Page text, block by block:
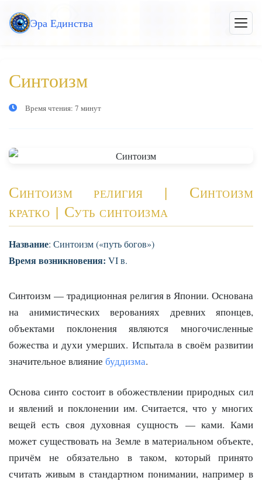
Эра Единства
меню
Синтоизм
Время чтения: 7 минут
Синтоизм религия | Синтоизм
кратко | Суть синтоизма
Название: Синтоизм («путь богов»)
Время возникновения: VI в.
Синтоизм — традиционная религия в Японии. Основана
на анимистических верованиях древних японцев,
объектами поклонения являются многочисленные
божества и духи умерших. Испытала в своём развитии
значительное влияние буддизма.
Основа синто состоит в обожествлении природных сил
и явлений и поклонении им. Считается, что у многих
вещей есть своя духовная сущность — ками. Ками
может существовать на Земле в материальном объекте,
причём не обязательно в таком, который принято
считать живым в стандартном понимании, например в